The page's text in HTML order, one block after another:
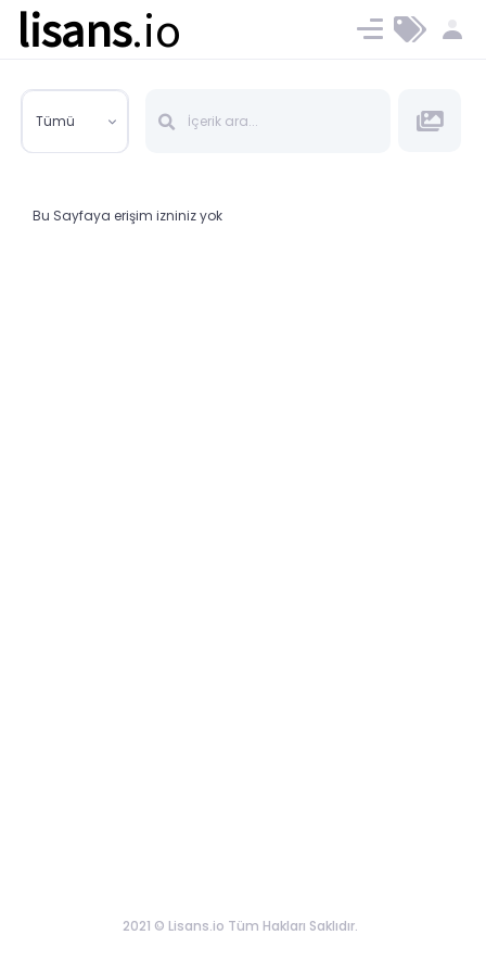
lisans.io Ücret ve Planlar
Tümü
Bu Sayfaya erişim izniniz yok
2021 © Lisans.io Tüm Hakları Saklıdır.